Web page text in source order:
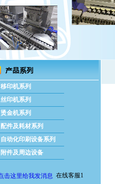
移印机系列
丝印机系列
烫金机系列
配件及耗材系列
自动化印刷设备系列
附件及周边设备
在线客服1